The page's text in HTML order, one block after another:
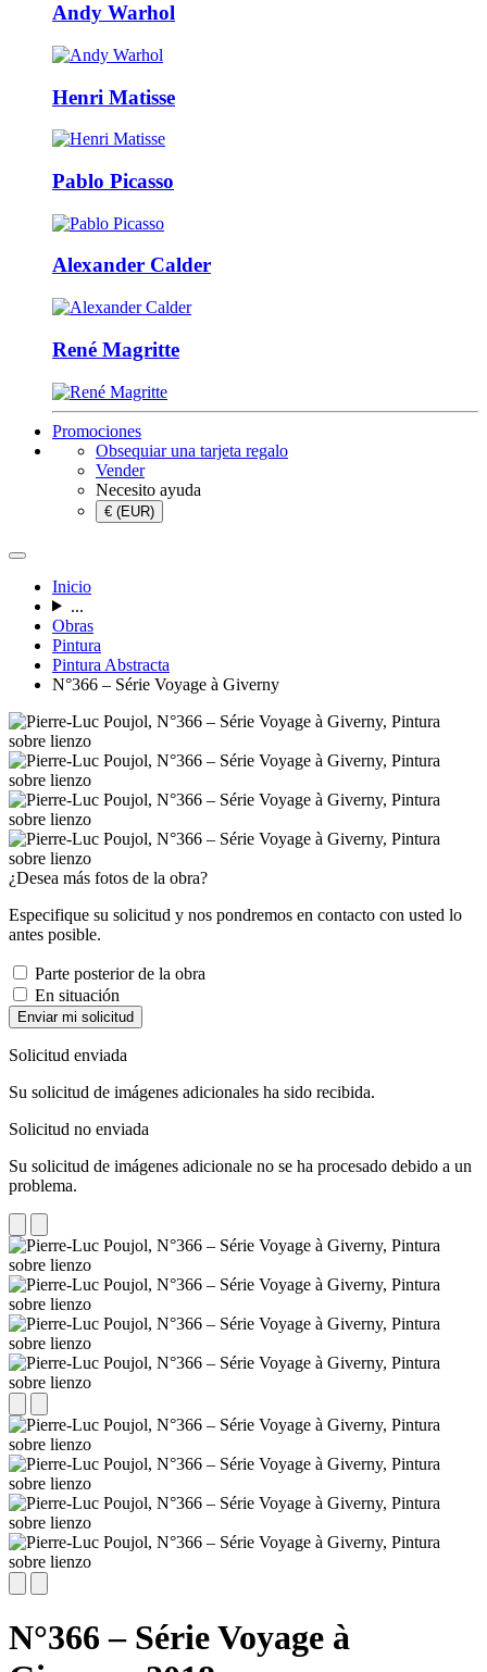
Andy Warhol
Henri Matisse
Pablo Picasso
Alexander Calder
René Magritte
Promociones
Obsequiar una tarjeta regalo
Vender
Necesito ayuda
€ (EUR)
Inicio
...
Obras
Pintura
Pintura Abstracta
N°366 – Série Voyage à Giverny
¿Desea más fotos de la obra?
Especifique su solicitud y nos pondremos en contacto con usted lo
antes posible.
Parte posterior de la obra
En situación
Enviar mi solicitud
Solicitud enviada
Su solicitud de imágenes adicionales ha sido recibida.
Solicitud no enviada
Su solicitud de imágenes adicionale no se ha procesado debido a un
problema.
N°366 – Série Voyage à